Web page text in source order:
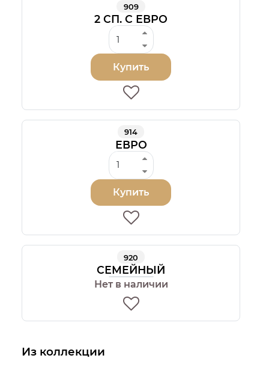
909
2 СП. С ЕВРО
Купить
914
ЕВРО
Купить
920
СЕМЕЙНЫЙ
Нет в наличии
Из коллекции